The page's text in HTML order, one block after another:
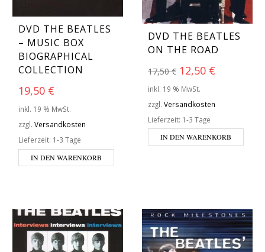
DVD THE BEATLES
– MUSIC BOX
BIOGRAPHICAL
COLLECTION
19,50 €
inkl. 19 % MwSt.
zzgl. Versandkosten
Lieferzeit: 1-3 Tage
IN DEN WARENKORB
DVD THE BEATLES
ON THE ROAD
17,50€ Ursprünglicher
12,50 €
inkl. 19 % MwSt.
zzgl. Versandkosten
Lieferzeit: 1-3 Tage
IN DEN WARENKORB